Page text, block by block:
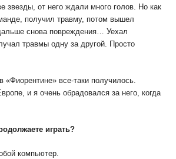
звезды, от него ждали много голов. Но как
получил травму, потом вышел
снова повреждения… Уехал
травмы одну за другой. Просто
все-таки получилось.
и я очень обрадовался за него, когда
играть?
компьютер.